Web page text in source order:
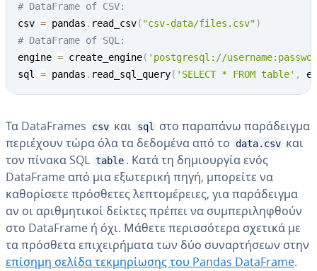
# DataFrame of CSV:
csv = pandas . read_csv( "csv-data/files.csv")
# DataFrame of SQL:
engine = create_engine( 'postgresql://
sql = pandas . read_sql_query( 'SELECT * FROM table' ,
Τα DataFrames csv και sql
στο παραπάνω παράδειγμα
περιέχουν τώρα όλα τα δεδομένα από το data.csv και
τον πίνακα SQL table . Κατά τη δημιουργία ενός
DataFrame από μια εξωτερική πηγή, μπορείτε να
καθορίσετε πρόσθετες λεπτομέρειες, για παράδειγμα
αν οι αριθμητικοί δείκτες πρέπει να συμπεριληφθούν
στο DataFrame ή όχι. Μάθετε περισσότερα σχετικά με
τα πρόσθετα επιχειρήματα των δύο συναρτήσεων στην
επίσημη σελίδα τεκμηρίωσης του Pandas DataFrame.